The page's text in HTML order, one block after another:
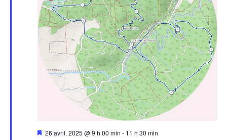
Mis
26 avril, 2025 @ 9 h 00 min - 11 h 30 min